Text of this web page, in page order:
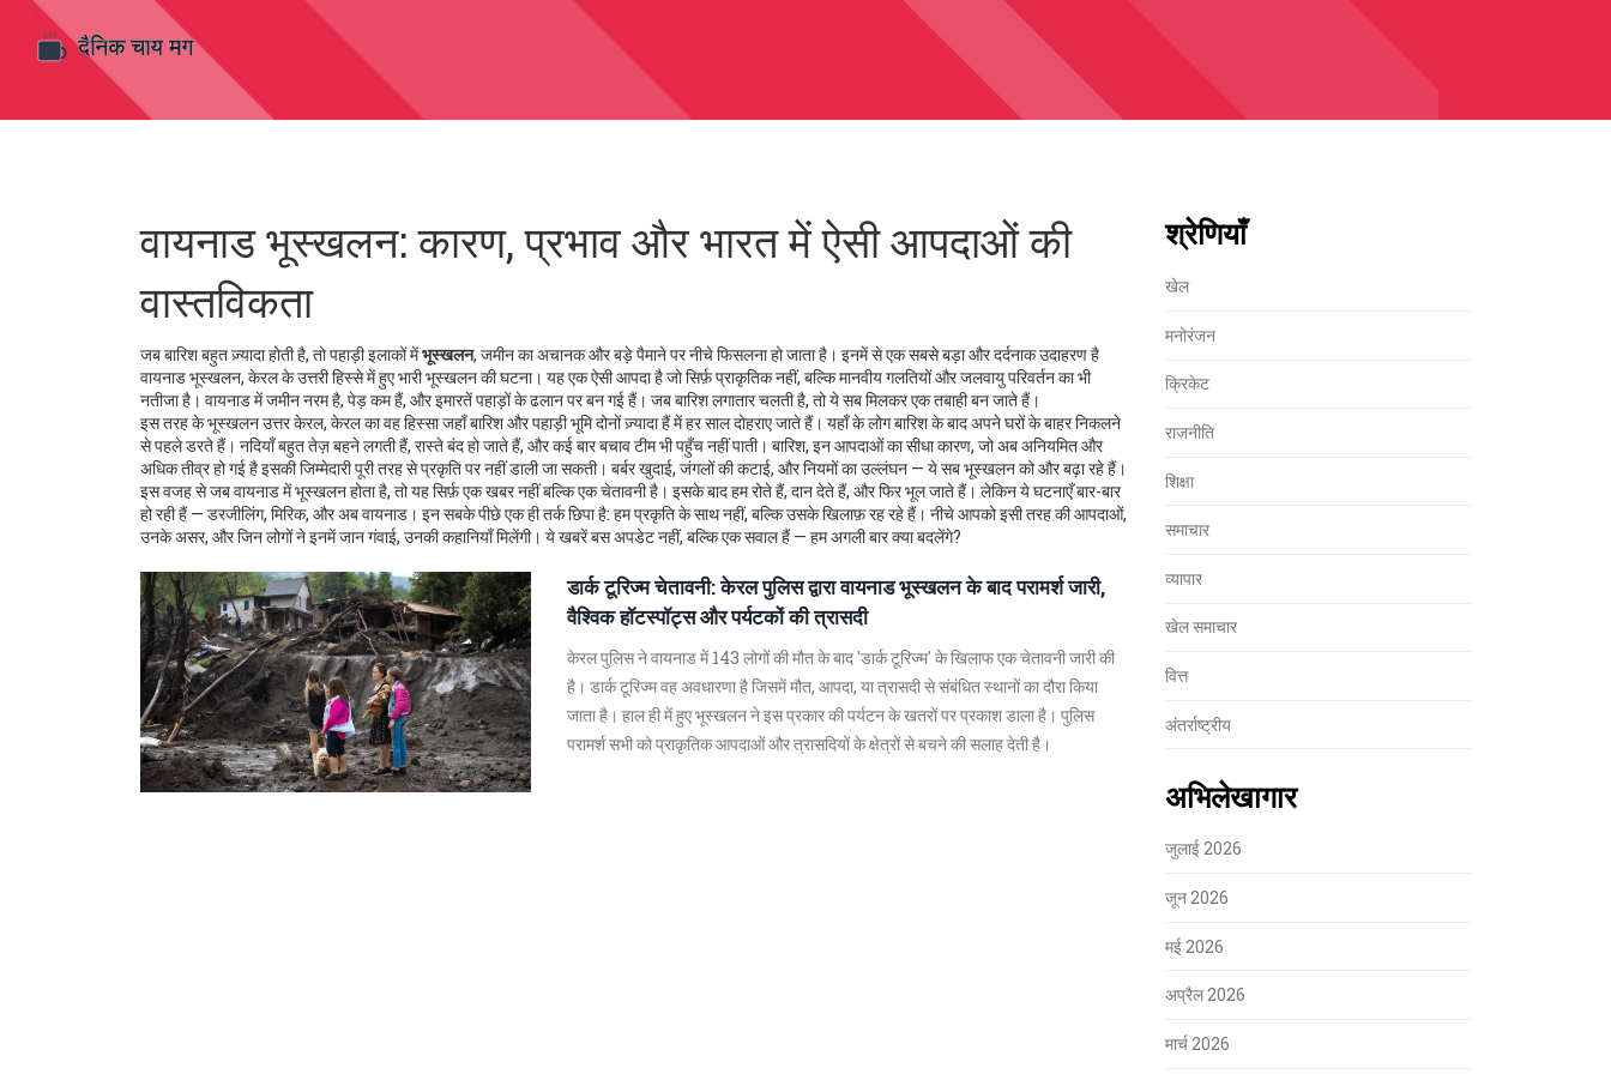
वायनाड भूस्खलन: कारण, प्रभाव और भारत में ऐसी आपदाओं की
वास्तविकता
जब बारिश बहुत ज़्यादा होती है, तो पहाड़ी इलाकों मेंभूस्खलन, जमीन का अचानक और बड़े पैमाने पर नीचे फिसलनाहो जाता है। इनमें से एक सबसे बड़ा और दर्दनाक उदाहरण है
वायनाड भूस्खलन, केरल के उत्तरी हिस्से में हुए भारी भूस्खलन की घटना। यह एक ऐसी आपदा है जो सिर्फ़ प्राकृतिक नहीं, बल्कि मानवीय गलतियों और जलवायु परिवर्तन का भी
नतीजा है। वायनाड में जमीन नरम है, पेड़ कम हैं, और इमारतें पहाड़ों के ढलान पर बन गई हैं। जब बारिश लगातार चलती है, तो ये सब मिलकर एक तबाही बन जाते हैं।
इस तरह के भूस्खलनउत्तर केरल, केरल का वह हिस्सा जहाँ बारिश और पहाड़ी भूमि दोनों ज़्यादा हैंमें हर साल दोहराए जाते हैं। यहाँ के लोग बारिश के बाद अपने घरों के बाहर निकलने
से पहले डरते हैं। नदियाँ बहुत तेज़ बहने लगती हैं, रास्ते बंद हो जाते हैं, और कई बार बचाव टीम भी पहुँच नहीं पाती। बारिश, इन आपदाओं का सीधा कारण, जो अब अनियमित और
अधिक तीव्र हो गई हैइसकी जिम्मेदारी पूरी तरह से प्रकृति पर नहीं डाली जा सकती। बर्बर खुदाई, जंगलों की कटाई, और नियमों का उल्लंघन — ये सब भूस्खलन को और बढ़ा रहे हैं।
इस वजह से जब वायनाड में भूस्खलन होता है, तो यह सिर्फ़ एक खबर नहीं बल्कि एक चेतावनी है। इसके बाद हम रोते हैं, दान देते हैं, और फिर भूल जाते हैं। लेकिन ये घटनाएँ बार-बार
हो रही हैं — डरजीलिंग, मिरिक, और अब वायनाड। इन सबके पीछे एक ही तर्क छिपा है: हम प्रकृति के साथ नहीं, बल्कि उसके खिलाफ़ रह रहे हैं। नीचे आपको इसी तरह की आपदाओं,
उनके असर, और जिन लोगों ने इनमें जान गंवाई, उनकी कहानियाँ मिलेंगी। ये खबरें बस अपडेट नहीं, बल्कि एक सवाल हैं — हम अगली बार क्या बदलेंगे?
डार्क टूरिज्म चेतावनी: केरल पुलिस द्वारा वायनाड भूस्खलन के बाद परामर्श जारी,
वैश्विक हॉटस्पॉट्स और पर्यटकों की त्रासदी
केरल पुलिस ने वायनाड में 143 लोगों की मौत के बाद 'डार्क टूरिज्म' के खिलाफ एक चेतावनी जारी की
है। डार्क टूरिज्म वह अवधारणा है जिसमें मौत, आपदा, या त्रासदी से संबंधित स्थानों का दौरा किया
जाता है। हाल ही में हुए भूस्खलन ने इस प्रकार की पर्यटन के खतरों पर प्रकाश डाला है। पुलिस
परामर्श सभी को प्राकृतिक आपदाओं और त्रासदियों के क्षेत्रों से बचने की सलाह देती है।
श्रेणियाँ
खेल
मनोरंजन
क्रिकेट
राजनीति
शिक्षा
समाचार
व्यापार
खेल समाचार
वित्त
अंतर्राष्ट्रीय
अभिलेखागार
जुलाई 2026
जून 2026
मई 2026
अप्रैल 2026
मार्च 2026